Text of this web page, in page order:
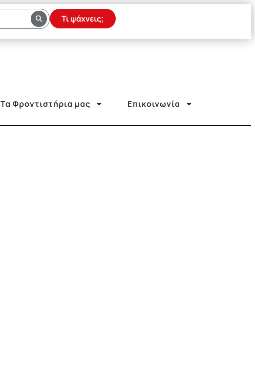
Τι ψάχνεις;
Τα Φροντιστήρια μας Επικοινωνία